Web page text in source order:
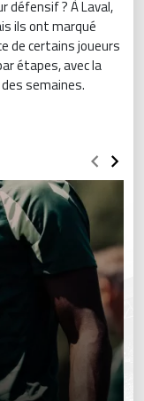
défensif ? À Laval,
ils ont marqué
de certains joueurs
étapes, avec la
semaines.